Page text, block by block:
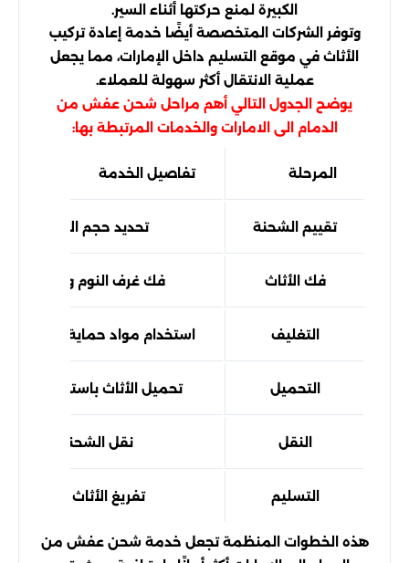
الكبيرة لمنع حركتها أثناء السير.
وتوفر الشركات المتخصصة أيضًا خدمة إعادة تركيب
الأثاث في موقع التسليم داخل الإمارات، مما يجعل
عملية الانتقال أكثر سهولة للعملاء.
يوضح الجدول التالي أهم مراحل شحن عفش من
الدمام الى الامارات والخدمات المرتبطة بها:
المرحلة تفاصيل الخدمة
تقييم الشحنة تحديد حجم الأثاث
فك الأثاث فك غرف النوم والمطابخ
التغليف استخدام مواد حماية مثل
التحميل تحميل الأثاث باستخدام
النقل نقل الشحنة عبر
التسليم تفريغ الأثاث وإعادة
هذه الخطوات المنظمة تجعل خدمة شحن عفش من